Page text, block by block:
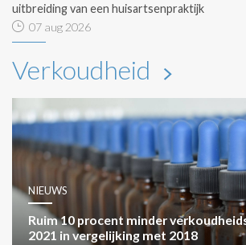
uitbreiding van een huisartsenpraktijk
07 aug 2026
Verkoudheid
NIEUWS
Ruim 10 procent minder
2021 in vergelijking met 2018